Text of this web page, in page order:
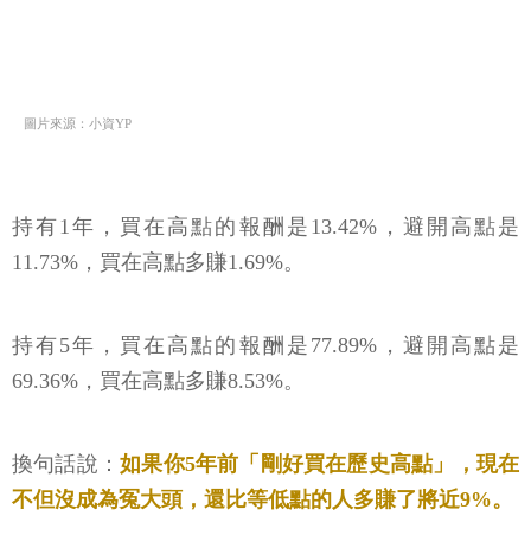
圖片來源：小資YP
持有1年，買在高點的報酬是13.42%，避開高點是
11.73%，買在高點多賺1.69%。
持有5年，買在高點的報酬是77.89%，避開高點是
69.36%，買在高點多賺8.53%。
換句話說：如果你5年前「剛好買在歷史高點」，現在
不但沒成為冤大頭，還比等低點的人多賺了將近9%。